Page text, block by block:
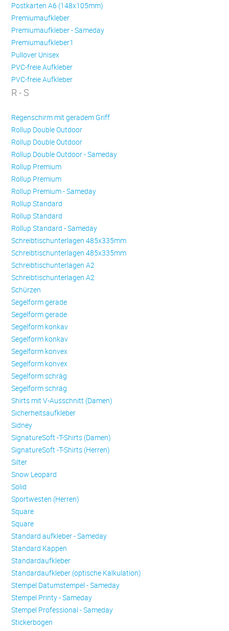
Postkarten A6 (148x105mm)
Premiumaufkleber
Premiumaufkleber - Sameday
Premiumaufkleber1
Pullover Unisex
PVC-freie Aufkleber
PVC-freie Aufkleber
R - S
Regenschirm mit geradem Griff
Rollup Double Outdoor
Rollup Double Outdoor
Rollup Double Outdoor - Sameday
Rollup Premium
Rollup Premium
Rollup Premium - Sameday
Rollup Standard
Rollup Standard
Rollup Standard - Sameday
Schreibtischunterlagen 485x335mm
Schreibtischunterlagen 485x335mm
Schreibtischunterlagen A2
Schreibtischunterlagen A2
Schürzen
Se­gel­form ge­ra­de
Se­gel­form ge­ra­de
Se­gel­form konkav
Se­gel­form konkav
Se­gel­form konvex
Se­gel­form konvex
Se­gel­form schräg
Se­gel­form schräg
Shirts mit V-Ausschnitt (Damen)
Sicherheitsaufkleber
Sidney
SignatureSoft -T-Shirts (Damen)
SignatureSoft -T-Shirts (Herren)
Silter
Snow Leopard
Solid
Sportwesten (Herren)
Square
Square
Standard aufkleber - Sameday
Standard Kappen
Standardaufkleber
Standardaufkleber (optische Kalkulation)
Stempel Datumstempel - Sameday
Stempel Printy - Sameday
Stempel Professional - Sameday
Stickerbogen